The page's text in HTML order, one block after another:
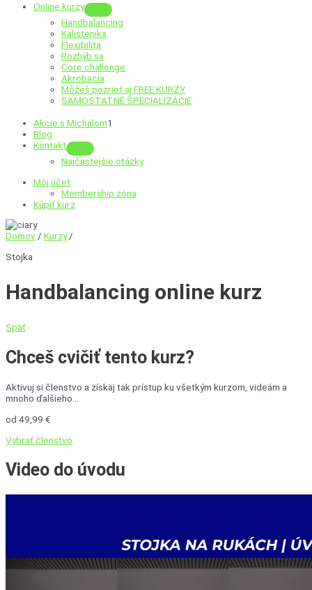
Online kurzy
Menu
Toggle
Handbalancing
Kalistenika
Flexibilita
Rozhýb sa
Core challenge
Akrobacia
Môžeš pozrieť ajFREE KURZY
SAMOSTATNÉ ŠPECIALIZÁCIE
Akcie s Michalom1
Blog
Kontakt
Menu
Toggle
Najčastejšie otázky
Môj účet
Membership zóna
Kúpiť kurz
Domov/ Kurzy/
Stojka
Handbalancing online kurz
Späť
Chceš cvičiť tento kurz?
Aktivuj si členstvo a získaj tak prístup ku všetkým kurzom, videám a
mnoho ďalšieho...
od 49,99 €
Vybrať členstvo
Video do úvodu